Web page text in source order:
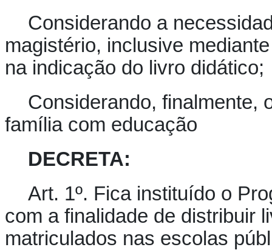
Considerando a
magistério, inclusive
na indicação do livro didático;
Considerando, finalmente,
família com educação
DECRETA:
Art. 1º. Fica instituído o
com a finalidade de distribuir
matriculados nas escolas